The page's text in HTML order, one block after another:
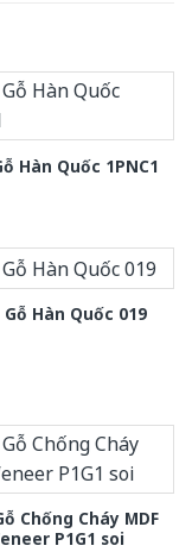
Hàn Quốc 1PNC1
Gỗ Hàn Quốc 019
Chống Cháy MDF
P1G1 soi